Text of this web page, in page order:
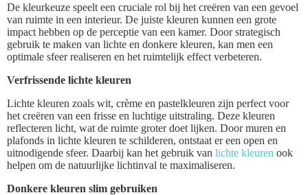
De kleurkeuze speelt een cruciale rol bij het creëren van een gevoel
van ruimte in een interieur. De juiste kleuren kunnen een grote
impact hebben op de perceptie van een kamer. Door strategisch
gebruik te maken van lichte en donkere kleuren, kan men een
optimale sfeer realiseren en het ruimtelijk effect verbeteren.
Verfrissende lichte kleuren
Lichte kleuren zoals wit, crème en pastelkleuren zijn perfect voor
het creëren van een frisse en luchtige uitstraling. Deze kleuren
reflecteren licht, wat de ruimte groter doet lijken. Door muren en
plafonds in lichte kleuren te schilderen, ontstaat er een open en
uitnodigende sfeer. Daarbij kan het gebruik van lichte kleuren ook
helpen om de natuurlijke lichtinval te maximaliseren.
Donkere kleuren slim gebruiken